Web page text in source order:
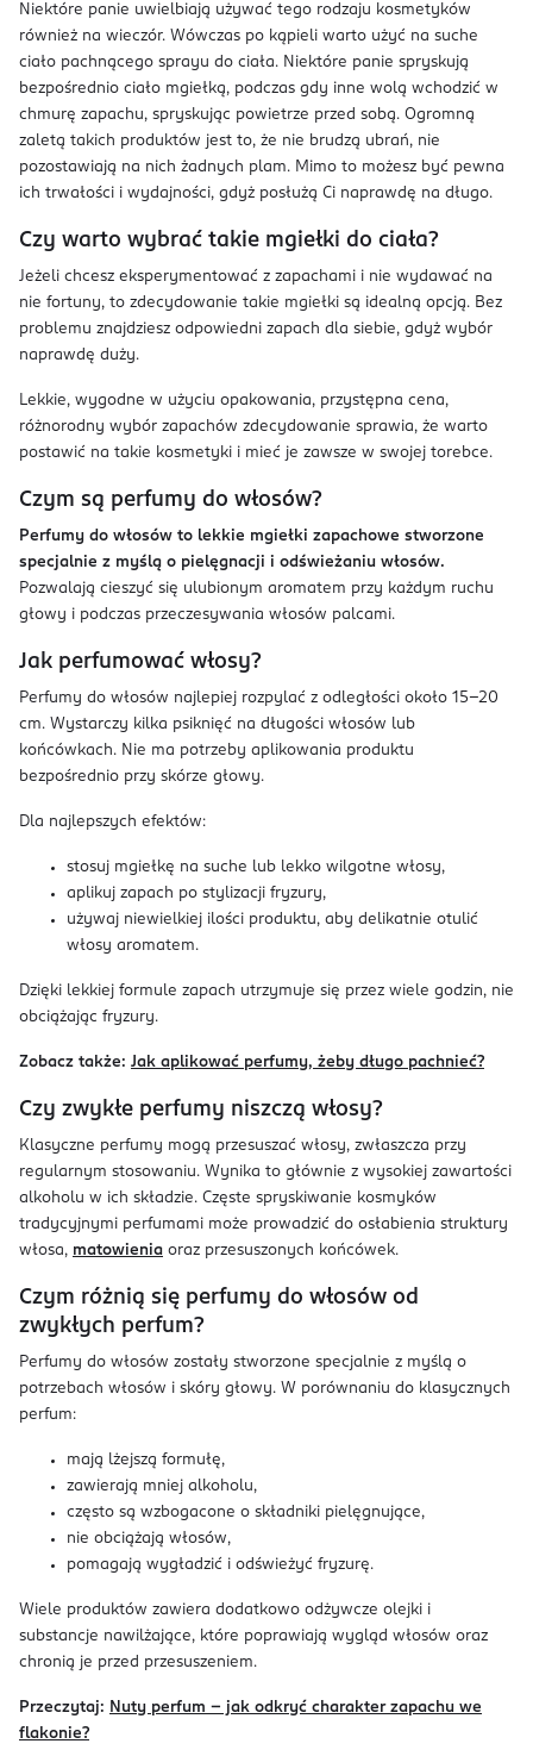
Niektóre panie uwielbiają używać tego rodzaju kosmetyków
również na wieczór. Wówczas po kąpieli warto użyć na suche
ciało pachnącego sprayu do ciała. Niektóre panie spryskują
bezpośrednio ciało mgiełką, podczas gdy inne wolą wchodzić w
chmurę zapachu, spryskując powietrze przed sobą. Ogromną
zaletą takich produktów jest to, że nie brudzą ubrań, nie
pozostawiają na nich żadnych plam. Mimo to możesz być pewna
ich trwałości i wydajności, gdyż posłużą Ci naprawdę na długo.
Czy warto wybrać takie mgiełki do ciała?
Jeżeli chcesz eksperymentować z zapachami i nie wydawać na
nie fortuny, to zdecydowanie takie mgiełki są idealną opcją. Bez
problemu znajdziesz odpowiedni zapach dla siebie, gdyż wybór
naprawdę duży.
Lekkie, wygodne w użyciu opakowania, przystępna cena,
różnorodny wybór zapachów zdecydowanie sprawia, że warto
postawić na takie kosmetyki i mieć je zawsze w swojej torebce.
Czym są perfumy do włosów?
Perfumy do włosów to lekkie mgiełki zapachowe stworzone
specjalnie z myślą o pielęgnacji i odświeżaniu włosów.
Pozwalają cieszyć się ulubionym aromatem przy każdym ruchu
głowy i podczas przeczesywania włosów palcami.
Jak perfumować włosy?
Perfumy do włosów najlepiej rozpylać z odległości około 15–20
cm. Wystarczy kilka psiknięć na długości włosów lub
końcówkach. Nie ma potrzeby aplikowania produktu
bezpośrednio przy skórze głowy.
Dla najlepszych efektów:
stosuj mgiełkę na suche lub lekko wilgotne włosy,
aplikuj zapach po stylizacji fryzury,
używaj niewielkiej ilości produktu, aby delikatnie otulić
włosy aromatem.
Dzięki lekkiej formule zapach utrzymuje się przez wiele godzin, nie
obciążając fryzury.
Zobacz także: Jak aplikować perfumy, żeby długo pachnieć?
Czy zwykłe perfumy niszczą włosy?
Klasyczne perfumy mogą przesuszać włosy, zwłaszcza przy
regularnym stosowaniu. Wynika to głównie z wysokiej zawartości
alkoholu w ich składzie. Częste spryskiwanie kosmyków
tradycyjnymi perfumami może prowadzić do osłabienia struktury
włosa, matowienia oraz przesuszonych końcówek.
Czym różnią się perfumy do włosów od
zwykłych perfum?
Perfumy do włosów zostały stworzone specjalnie z myślą o
potrzebach włosów i skóry głowy. W porównaniu do klasycznych
perfum:
mają lżejszą formułę,
zawierają mniej alkoholu,
często są wzbogacone o składniki pielęgnujące,
nie obciążają włosów,
pomagają wygładzić i odświeżyć fryzurę.
Wiele produktów zawiera dodatkowo odżywcze olejki i
substancje nawilżające, które poprawiają wygląd włosów oraz
chronią je przed przesuszeniem.
Przeczytaj: Nuty perfum – jak odkryć charakter zapachu we
flakonie?